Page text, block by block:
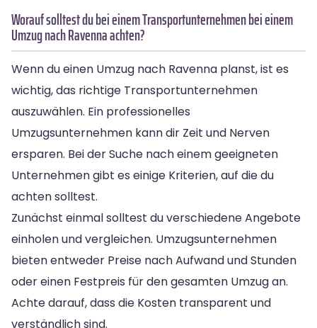
Worauf solltest du bei einem Transportunternehmen bei einem
Umzug nach Ravenna achten?
Wenn du einen Umzug nach Ravenna planst, ist es
wichtig, das richtige Transportunternehmen
auszuwählen. Ein professionelles
Umzugsunternehmen kann dir Zeit und Nerven
ersparen. Bei der Suche nach einem geeigneten
Unternehmen gibt es einige Kriterien, auf die du
achten solltest.
Zunächst einmal solltest du verschiedene Angebote
einholen und vergleichen. Umzugsunternehmen
bieten entweder Preise nach Aufwand und Stunden
oder einen Festpreis für den gesamten Umzug an.
Achte darauf, dass die Kosten transparent und
verständlich sind.